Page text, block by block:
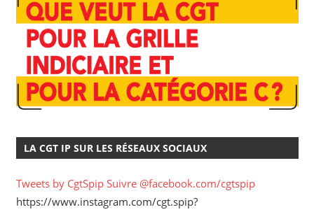
LA CGT IP SUR LES RÉSEAUX SOCIAUX
Tweets by CgtSpip Suivre @facebook.com/cgtspip
https://www.instagram.com/cgt.spip?